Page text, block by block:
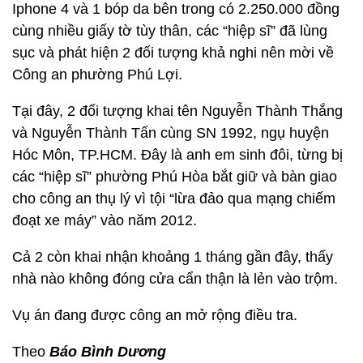
Iphone 4 và 1 bóp da bên trong có 2.250.000 đồng
cùng nhiều giấy tờ tùy thân, các “hiệp sĩ” đã lùng
sục và phát hiện 2 đối tượng khả nghi nên mời về
Công an phường Phú Lợi.
Tại đây, 2 đối tượng khai tên Nguyễn Thành Thắng
và Nguyễn Thành Tấn cùng SN 1992, ngụ huyện
Hóc Môn, TP.HCM. Đây là anh em sinh đôi, từng bị
các “hiệp sĩ” phường Phú Hòa bắt giữ và bàn giao
cho công an thụ lý vì tội “lừa đảo qua mạng chiếm
đoạt xe máy” vào năm 2012.
Cả 2 còn khai nhận khoảng 1 tháng gần đây, thấy
nhà nào không đóng cửa cẩn thận là lẻn vào trộm.
Vụ án đang được công an mở rộng điều tra.
Theo Báo Bình Dương